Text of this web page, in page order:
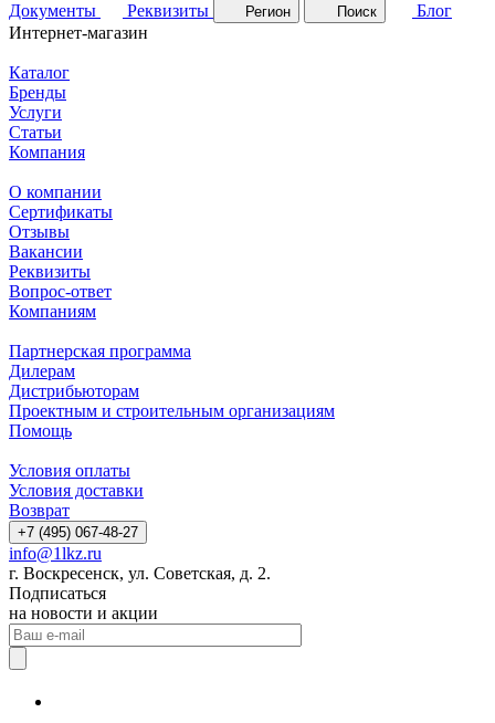
Документы
Реквизиты Регион Поиск
Блог
Интернет-магазин
Каталог
Бренды
Услуги
Статьи
Компания
О компании
Сертификаты
Отзывы
Вакансии
Реквизиты
Вопрос-ответ
Компаниям
Партнерская программа
Дилерам
Дистрибьюторам
Проектным и строительным организациям
Помощь
Условия оплаты
Условия доставки
Возврат
+7 (495) 067-48-27
info@1lkz.ru
г. Воскресенск, ул. Советская, д. 2.
Подписаться
на новости и акции